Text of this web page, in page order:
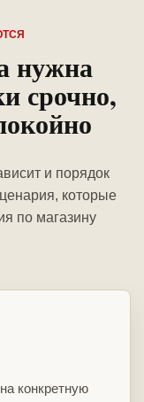
нужна
срочно,
и порядок
которые
по магазину
конкретную